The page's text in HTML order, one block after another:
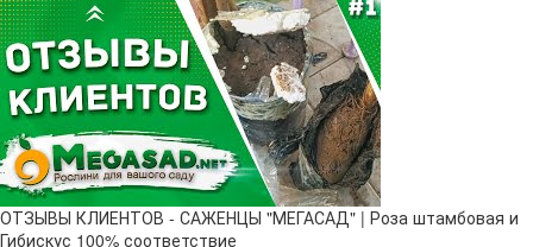
ОТЗЫВЫ КЛИЕНТОВ - САЖЕНЦЫ "МЕГАСАД" | Роза штамбовая и
Гибискус 100% соответствие